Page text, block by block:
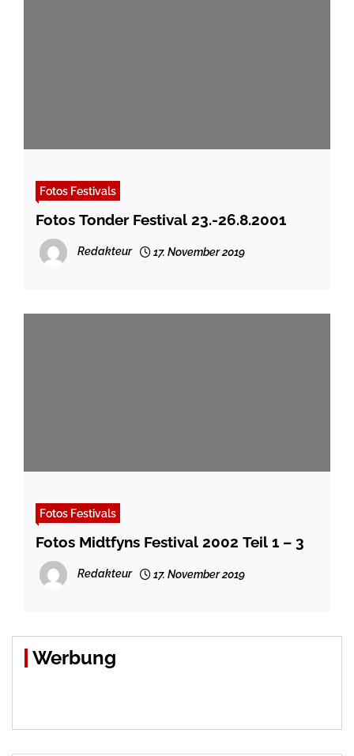
Fotos Festivals
Fotos Tonder Festival 23.-26.8.2001
Redakteur 17. November 2019
Fotos Festivals
Fotos Midtfyns Festival 2002 Teil 1 – 3
Redakteur 17. November 2019
Werbung